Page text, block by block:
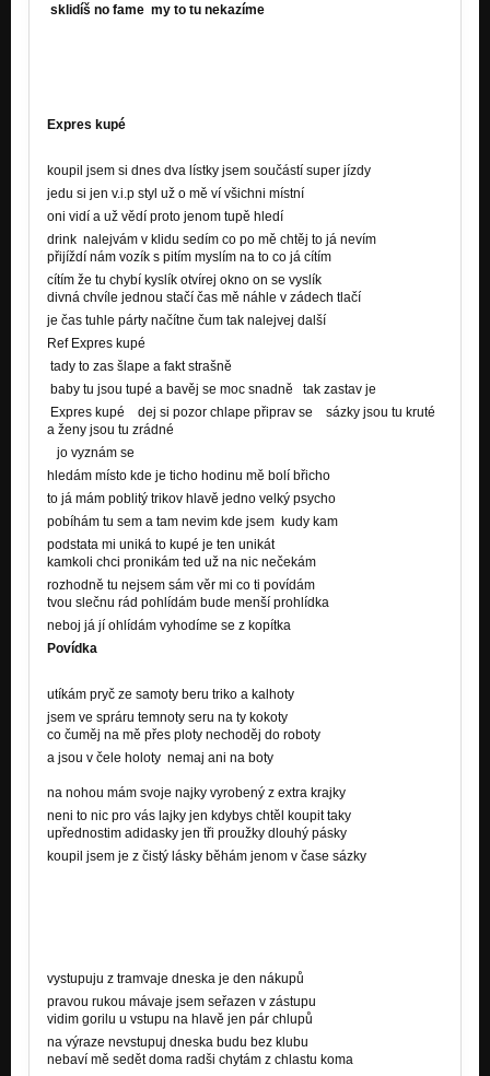
sklidíš no fame my to tu nekazíme
Expres kupé
koupil jsem si dnes dva lístky jsem součástí super jízdy
jedu si jen v.i.p styl už o mě ví všichni místní
oni vidí a už vědí proto jenom tupě hledí
drink nalejvám v klidu sedím co po mě chtěj to já nevím
přijíždí nám vozík s pitím myslím na to co já cítím
cítím že tu chybí kyslík otvírej okno on se vyslík
divná chvíle jednou stačí čas mě náhle v zádech tlačí
je čas tuhle párty načítne čum tak nalejvej další
Ref Expres kupé
tady to zas šlape a fakt strašně
baby tu jsou tupé a bavěj se moc snadně tak zastav je
Expres kupé dej si pozor chlape připrav se sázky jsou tu kruté
a ženy jsou tu zrádné
jo vyznám se
hledám místo kde je ticho hodinu mě bolí břicho
to já mám poblitý trikov hlavě jedno velký psycho
pobíhám tu sem a tam nevim kde jsem kudy kam
podstata mi uniká to kupé je ten unikát
kamkoli chci pronikám ted už na nic nečekám
rozhodně tu nejsem sám věr mi co ti povídám
tvou slečnu rád pohlídám bude menší prohlídka
neboj já jí ohlídám vyhodíme se z kopítka
Povídka
utíkám pryč ze samoty beru triko a kalhoty
jsem ve spráru temnoty seru na ty kokoty
co čuměj na mě přes ploty nechoděj do roboty
a jsou v čele holoty nemaj ani na boty
na nohou mám svoje najky vyrobený z extra krajky
neni to nic pro vás lajky jen kdybys chtěl koupit taky
upřednostim adidasky jen tři proužky dlouhý pásky
koupil jsem je z čistý lásky běhám jenom v čase sázky
vystupuju z tramvaje dneska je den nákupů
pravou rukou mávaje jsem seřazen v zástupu
vidim gorilu u vstupu na hlavě jen pár chlupů
na výraze nevstupuj dneska budu bez klubu
nebaví mě sedět doma radši chytám z chlastu koma